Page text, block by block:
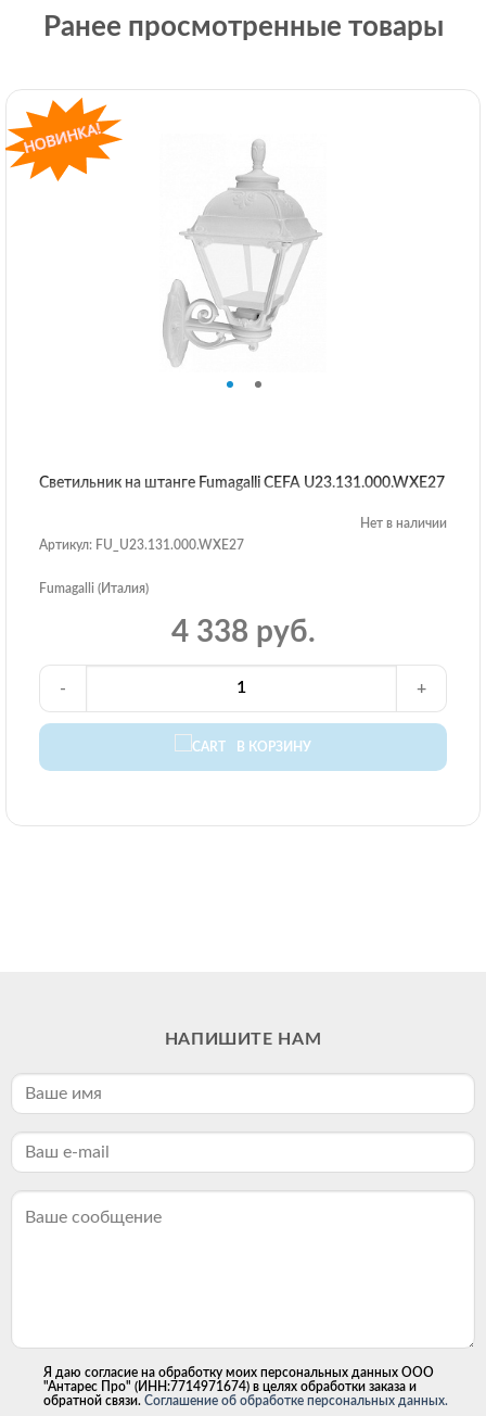
Ранее просмотренные товары
Светильник на штанге Fumagalli CEFA U23.131.000.WXE27
Нет в наличии
Артикул: FU_U23.131.000.WXE27
Fumagalli (Италия)
4 338 руб.
В КОРЗИНУ
- +
НАПИШИТЕ НАМ
Я даю согласие на обработку моих персональных данных ООО
"Антарес Про" (ИНН:7714971674) в целях обработки заказа и
обратной связи. Соглашение об обработке персональных данных.